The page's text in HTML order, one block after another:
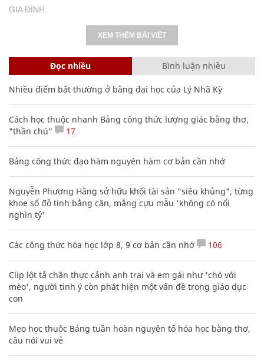
GIA ĐÌNH
XEM THÊM BÀI VIẾT
Đọc nhiều Bình luận nhiều
Nhiều điểm bất thường ở bằng đại học của Lý Nhã Kỳ
Cách học thuộc nhanh Bảng công thức lượng giác bằng thơ,
"thần chú"
17
Bảng công thức đạo hàm nguyên hàm cơ bản cần nhớ
Nguyễn Phương Hằng sở hữu khối tài sản "siêu khủng", từng
khoe sổ đỏ tính bằng cân, mắng cựu mẫu 'không có nổi
nghìn tỷ'
Các công thức hóa học lớp 8, 9 cơ bản cần nhớ 106
Clip lột tả chân thực cảnh anh trai và em gái như 'chó với
mèo', người tinh ý còn phát hiện một vấn đề trong giáo dục
con
Mẹo học thuộc Bảng tuần hoàn nguyên tố hóa học bằng thơ,
câu nói vui vẻ